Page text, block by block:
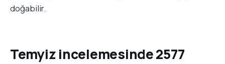
doğabilir.
Temyiz incelemesinde 2577